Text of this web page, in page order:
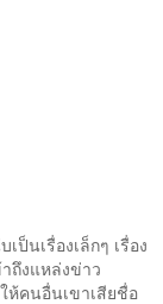
นเรื่องเล็กๆ เรื่อง
ถึงแหล่งข่าว
ห้คนอื่นเขาเสียชื่อ